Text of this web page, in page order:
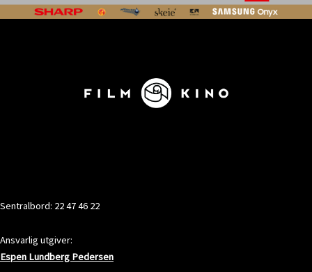
Sentralbord: 22 47 46 22
Ansvarlig utgiver:
Espen Lundberg Pedersen